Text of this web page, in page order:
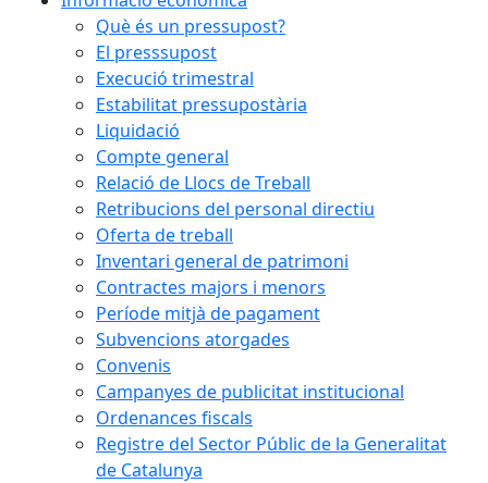
Què és un pressupost?
El presssupost
Execució trimestral
Estabilitat pressupostària
Liquidació
Compte general
Relació de Llocs de Treball
Retribucions del personal directiu
Oferta de treball
Inventari general de patrimoni
Contractes majors i menors
Període mitjà de pagament
Subvencions atorgades
Convenis
Campanyes de publicitat institucional
Ordenances fiscals
Registre del Sector Públic de la Generalitat
de Catalunya